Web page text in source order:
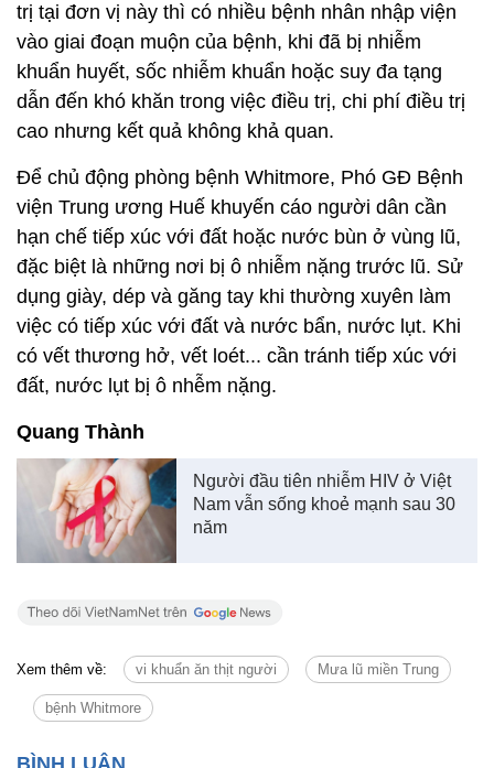
trị tại đơn vị này thì có nhiều bệnh nhân nhập viện
vào giai đoạn muộn của bệnh, khi đã bị nhiễm
khuẩn huyết, sốc nhiễm khuẩn hoặc suy đa tạng
dẫn đến khó khăn trong việc điều trị, chi phí điều trị
cao nhưng kết quả không khả quan.
Để chủ động phòng bệnh Whitmore, Phó GĐ Bệnh
viện Trung ương Huế khuyến cáo người dân cần
hạn chế tiếp xúc với đất hoặc nước bùn ở vùng lũ,
đặc biệt là những nơi bị ô nhiễm nặng trước lũ. Sử
dụng giày, dép và găng tay khi thường xuyên làm
việc có tiếp xúc với đất và nước bẩn, nước lụt. Khi
có vết thương hở, vết loét... cần tránh tiếp xúc với
đất, nước lụt bị ô nhễm nặng.
Quang Thành
Người đầu tiên nhiễm HIV ở Việt
Nam vẫn sống khoẻ mạnh sau 30
năm
Xem thêm về: vi khuẩn ăn thịt người Mưa lũ miền Trung
bệnh Whitmore